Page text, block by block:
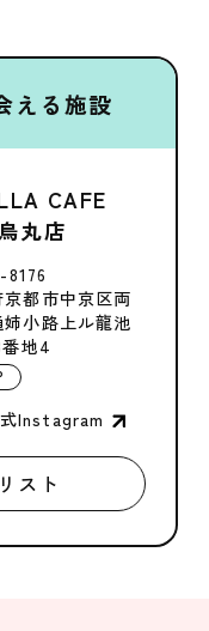
える施設
CAFE
丸店
8176
京都市中京区両
姉小路上ル龍池
地4
Instagram
スト